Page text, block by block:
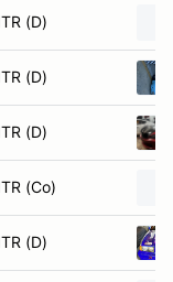
(D)
(D)
(D)
(Co)
(D)